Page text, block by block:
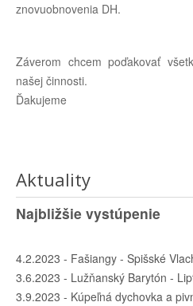
znovuobnovenia DH.
Záverom chcem poďakovať
našej činnosti.
Ďakujeme
Aktuality
Najbližšie vystúpenie
4.2.2023 - Fašiangy - Spišské
3.6.2023 - Lužňanský Barytón -
3.9.2023 - Kúpeľná dychovka a